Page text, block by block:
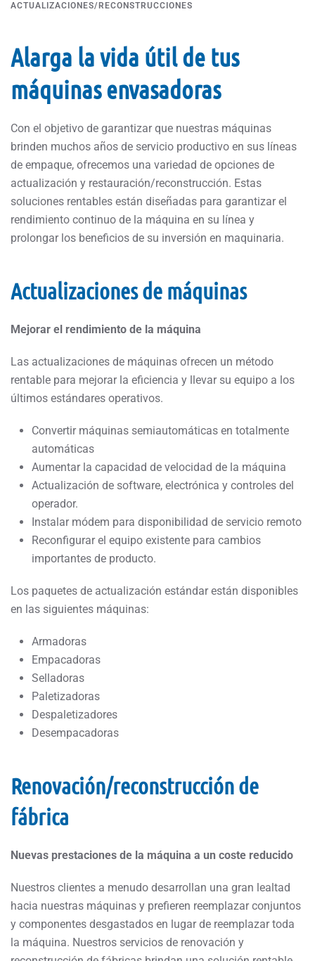
ACTUALIZACIONES/RECONSTRUCCIONES
Alarga la vida útil de tus
máquinas envasadoras
Con el objetivo de garantizar que nuestras máquinas
brinden muchos años de servicio productivo en sus líneas
de empaque, ofrecemos una variedad de opciones de
actualización y restauración/reconstrucción. Estas
soluciones rentables están diseñadas para garantizar el
rendimiento continuo de la máquina en su línea y
prolongar los beneficios de su inversión en maquinaria.
Actualizaciones de máquinas
Mejorar el rendimiento de la máquina
Las actualizaciones de máquinas ofrecen un método
rentable para mejorar la eficiencia y llevar su equipo a los
últimos estándares operativos.
Convertir máquinas semiautomáticas en totalmente
automáticas
Aumentar la capacidad de velocidad de la máquina
Actualización de software, electrónica y controles del
operador.
Instalar módem para disponibilidad de servicio remoto
Reconfigurar el equipo existente para cambios
importantes de producto.
Los paquetes de actualización estándar están disponibles
en las siguientes máquinas:
Armadoras
Empacadoras
Selladoras
Paletizadoras
Despaletizadores
Desempacadoras
Renovación/reconstrucción de
fábrica
Nuevas prestaciones de la máquina a un coste reducido
Nuestros clientes a menudo desarrollan una gran lealtad
hacia nuestras máquinas y prefieren reemplazar conjuntos
y componentes desgastados en lugar de reemplazar toda
la máquina. Nuestros servicios de renovación y